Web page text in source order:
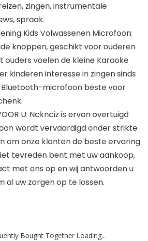
zingen, instrumentale
spraak.
Kids Volwassenen Microfoon:
knoppen, geschikt voor ouderen
ouders voelen de kleine Karaoke
kinderen interesse in zingen sinds
Bluetooth-microfoon beste voor
U: Ncknciz is ervan overtuigd
wordt vervaardigd onder strikte
om onze klanten de beste ervaring
tevreden bent met uw aankoop,
met ons op en wij antwoorden u
al uw zorgen op te lossen.
Bought Together Loading...